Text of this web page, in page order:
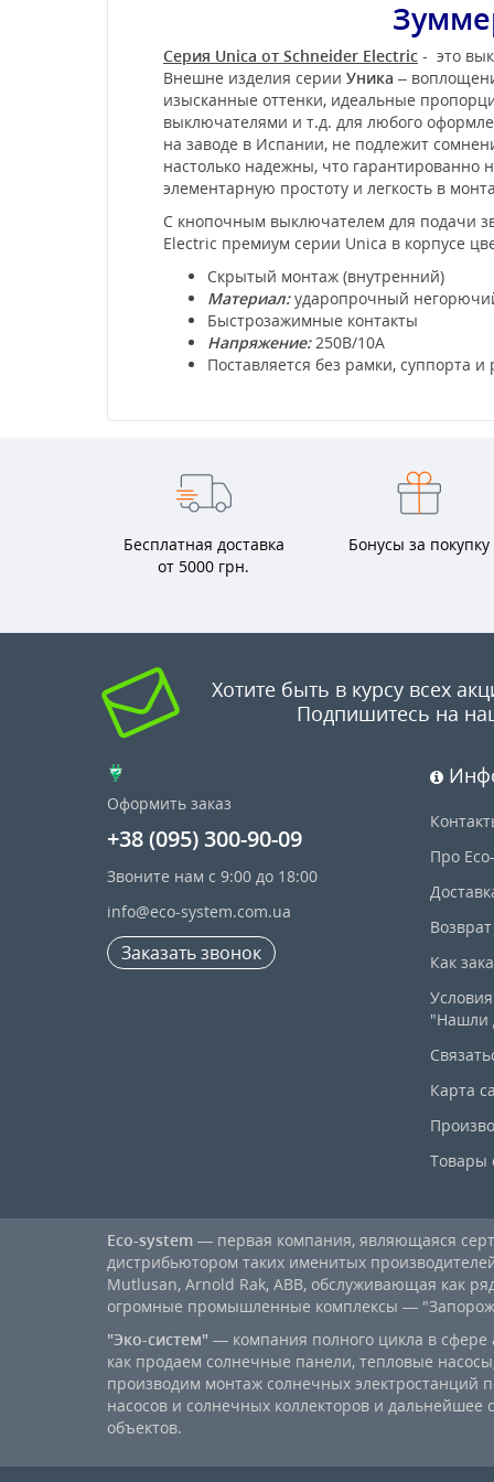
Серия Unica от Schneider Electric - это
Внешне изделия серии Уника –
изысканные оттенки, идеальные
выключателями и т.д. для любого
на заводе в Испании, не подлежит
настолько надежны, что гарантированно
элементарную простоту и легкость в
С кнопочным выключателем для подачи
Electric премиум серии Unica в корпусе
Скрытый монтаж (внутренний)
Материал:ударопрочный
Быстрозажимные контакты
Напряжение:250В/10А
Поставляется без рамки, суппорта
Бесплатная доставка
от 5000 грн.
Бонусы за покупку
Хотите быть в курсу всех
Подпишитесь на
Оформить заказ
+38 (095) 300-90-09
Звоните нам с 9:00 до 18:00
info@eco-system.com.ua
Заказать звонок
Про
Как
"Нашли
Карта
Товары
Eco-system — первая компания, являющаяся
дистрибьютором таких именитых
Mutlusan, Arnold Rak, ABB, обслуживающая как
огромные промышленные комплексы —
"Эко-систем" — компания полного цикла в сфере
как продаем солнечные панели, тепловые
производим монтаж солнечных электростанций
насосов и солнечных коллекторов и дальнейшее
объектов.